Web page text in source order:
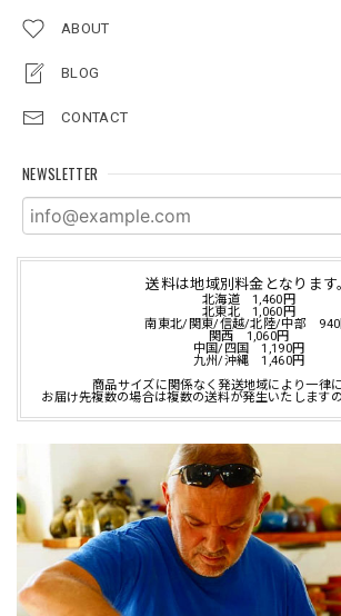
ABOUT
BLOG
CONTACT
NEWSLETTER
送料は地域別料金となります
北海道 1,460円
北東北 1,060円
南東北/関東/信越/北陸/中部 940
関西 1,060円
中国/四国 1,190円
九州/沖縄 1,460円
商品サイズに関係なく発送地域により一律に
お届け先複数の場合は複数の送料が発生いたします